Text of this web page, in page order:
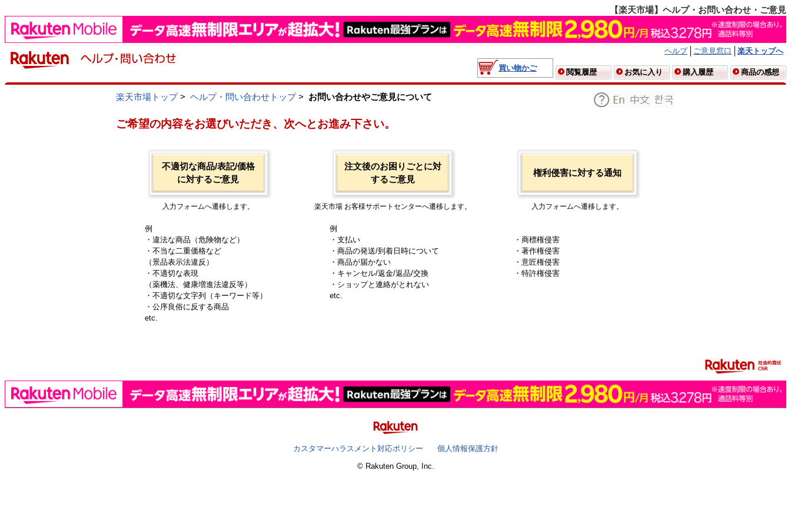
【楽天市場】ヘルプ・お問い合わせ・ご意見
ヘルプ ご意見窓口
楽天トップへ
買い物かご
閲覧履歴 お気に入り 購入履歴 商品の感想
楽天市場トップ> ヘルプ・問い合わせトップ> お問い合わせやご意見について
ご希望の内容をお選びいただき、次へとお進み下さい。
不適切な商品/表記/価格
に対するご意見
入力フォームへ遷移します。
例
・違法な商品（危険物など）
・不当な二重価格など
（景品表示法違反）
・不適切な表現
（薬機法、健康増進法違反等）
・不適切な文字列（キーワード等）
・公序良俗に反する商品
etc.
注文後のお困りごとに対
するご意見
楽天市場 お客様サポートセンターへ遷移します。
例
・支払い
・商品の発送/到着日時について
・商品が届かない
・キャンセル/返金/返品/交換
・ショップと連絡がとれない
etc.
権利侵害に対する通知
入力フォームへ遷移します。
・商標権侵害
・著作権侵害
・意匠権侵害
・特許権侵害
カスタマーハラスメント対応ポリシー
個人情報保護方針
© Rakuten Group, Inc.